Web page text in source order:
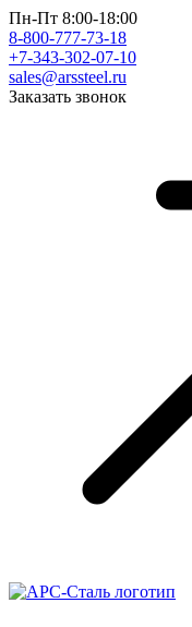
Пн-Пт 8:00-18:00
8-800-777-73-18
+7-343-302-07-10
sales@arssteel.ru
Заказать звонок